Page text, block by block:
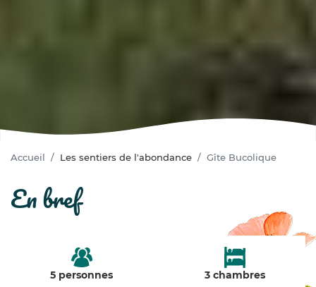
Accueil Les sentiers de l'abondance Gîte Bucolique
en bref
5 personnes 3 chambres